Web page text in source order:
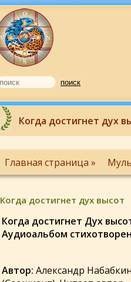
Когда достигнет дух
Главная страница »
Когда достигнет дух высот
Когда достигнет Дух
Аудиоальбом
Автор: Александр Набабкин